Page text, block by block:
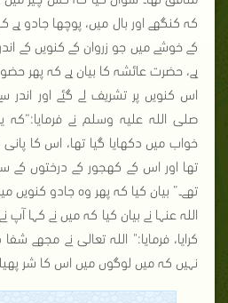
کہ کنگھے اور بال میں، پوچھا جادو
کے خوشے میں جو زروان کے کنویں کے
ہے، حضرت عائشہ کا بیان ہے کہ پھر
اس کنویں پر تشریف لے گئے اور اندر
صلی اللہ علیہ وسلم نے
خواب میں دکھایا گیا تھا، اس کا
تھا اور اس کے کھجور کے درختوں کے
تھے۔” بیان کیا کہ پھر وہ جادو کنویں
اللہ عنہا نے بیان کیا کہ میں نے کہا
کرایا، فرمایا:" اللہ تعالی نے مجھے
نہیں کہ میں لوگوں میں اس کا شر